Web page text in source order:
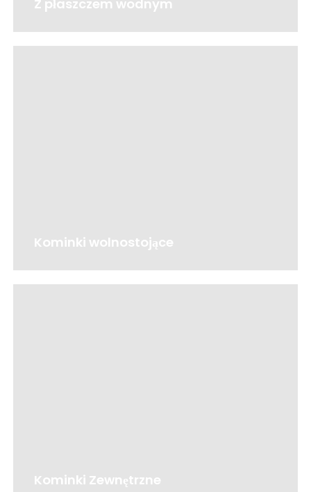
Z płaszczem wodnym
Kominki wolnostojące
Kominki Zewnętrzne